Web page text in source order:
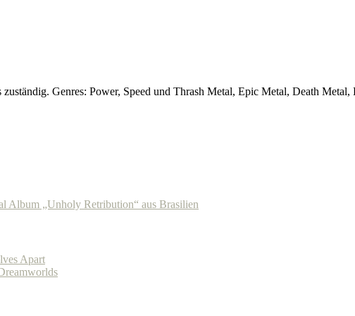
Genres: Power, Speed und Thrash Metal, Epic Metal, Death
Album „Unholy Retribution“ aus Brasilien
Apart